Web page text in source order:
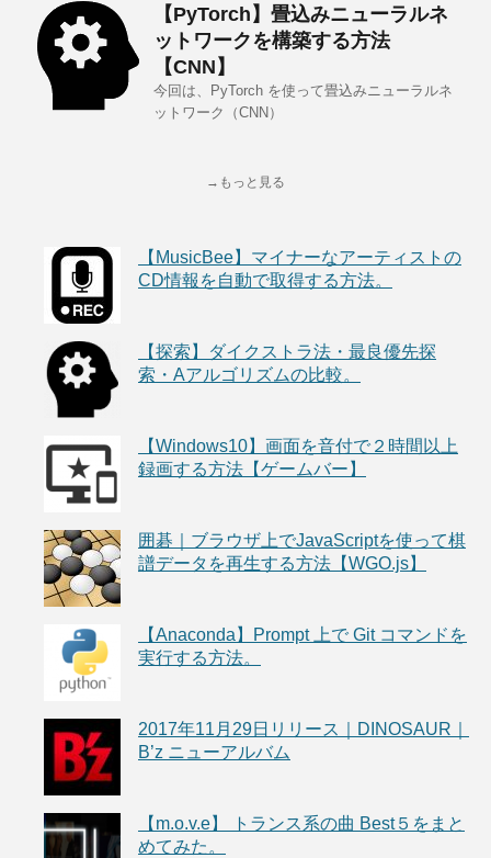
【PyTorch】畳込みニューラルネ
ットワークを構築する方法
【CNN】
今回は、PyTorch を使って畳込みニューラルネ
ットワーク（CNN）
→もっと見る
【MusicBee】マイナーなアーティストの
CD情報を自動で取得する方法。
【探索】ダイクストラ法・最良優先探
索・Aアルゴリズムの比較。
【Windows10】画面を音付で２時間以上
録画する方法【ゲームバー】
囲碁｜ブラウザ上でJavaScriptを使って棋
譜データを再生する方法【WGO.js】
【Anaconda】Prompt 上で Git コマンドを
実行する方法。
2017年11月29日リリース｜DINOSAUR｜
B’z ニューアルバム
【m.o.v.e】 トランス系の曲 Best５をまと
めてみた。